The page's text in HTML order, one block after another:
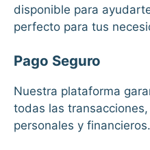
disponible para
perfecto para tus
Pago Seguro
Nuestra plataforma
todas las
personales y financieros.